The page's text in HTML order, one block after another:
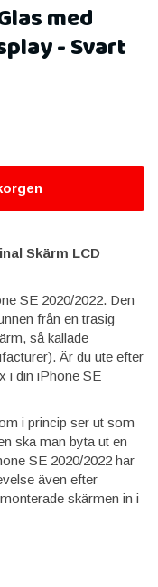
med
- Svart
Skärm LCD
SE 2020/2022. Den
från en trasig
så kallade
Är du ute efter
i din iPhone SE
i princip ser ut som
ska man byta ut en
SE 2020/2022 har
även efter
skärmen in i